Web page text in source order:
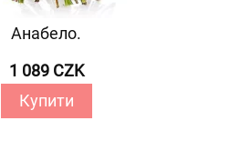
Анабело.
1 089 CZK
Купити